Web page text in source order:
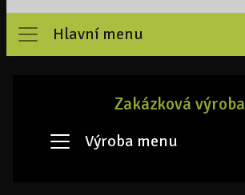
Hlavní menu
Zakázková výroba
Výroba menu